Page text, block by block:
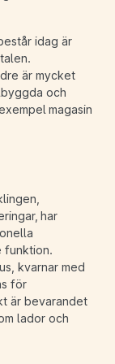
idag är
är mycket
och
magasin
har
funktion.
kvarnar med
för
är bevarandet
lador och